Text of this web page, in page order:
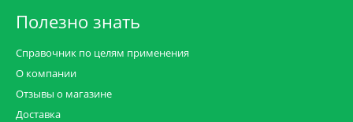
Полезно знать
Справочник по целям применения
О компании
Отзывы о магазине
Доставка